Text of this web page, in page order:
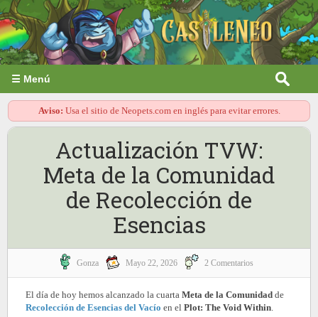
☰ Menú
Aviso: Usa el sitio de Neopets.com en inglés para evitar errores.
Actualización TVW:
Meta de la Comunidad
de Recolección de
Esencias
Gonza Mayo 22, 2026 2 Comentarios
El día de hoy hemos alcanzado la cuarta Meta de la Comunidad de
Recolección de Esencias del Vacío en el Plot: The Void Within